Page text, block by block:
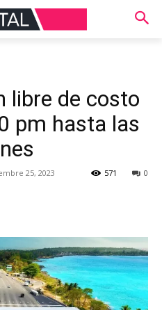
libre de costo
pm hasta las
25, 2023 0
571